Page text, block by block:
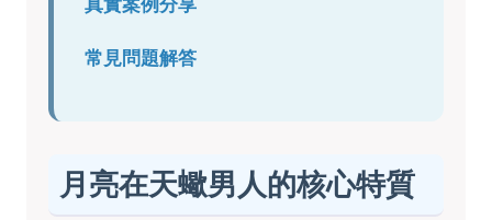
真實案例分享
常見問題解答
月亮在天蠍男人的核心特質